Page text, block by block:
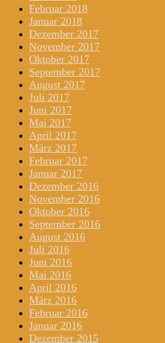
Februar 2018
Januar 2018
Dezember 2017
November 2017
Oktober 2017
September 2017
August 2017
Juli 2017
Juni 2017
Mai 2017
April 2017
März 2017
Februar 2017
Januar 2017
Dezember 2016
November 2016
Oktober 2016
September 2016
August 2016
Juli 2016
Juni 2016
Mai 2016
April 2016
März 2016
Februar 2016
Januar 2016
Dezember 2015